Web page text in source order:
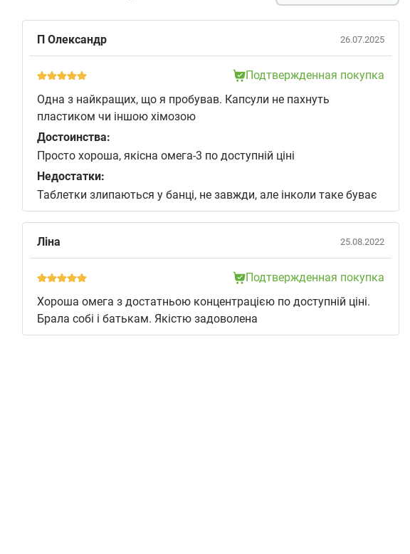
П Олександр 26.07.2025
Подтвержденная покупка
Одна з найкращих, що я пробував. Капсули не пахнуть
пластиком чи іншою хімозою
Достоинства:
Просто хороша, якісна омега-3 по доступній ціні
Недостатки:
Таблетки злипаються у банці, не завжди, але інколи таке буває
Ліна 25.08.2022
Подтвержденная покупка
Хороша омега з достатньою концентрацією по доступній ціні.
Брала собі і батькам. Якістю задоволена